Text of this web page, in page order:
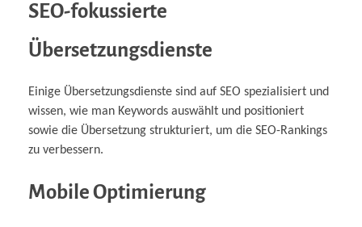
SEO-fokussierte
Übersetzungsdienste
Einige Übersetzungsdienste sind auf SEO spezialisiert und
wissen, wie man Keywords auswählt und positioniert
sowie die Übersetzung strukturiert, um die SEO-Rankings
zu verbessern.
Mobile Optimierung